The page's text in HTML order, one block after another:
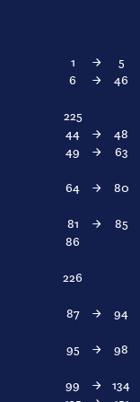
1 → 5
6
→ 46
225
44
→ 48
49
→ 63
64
→ 80
81
→ 85
86
226
87 → 94
95
→ 98
99
→ 134